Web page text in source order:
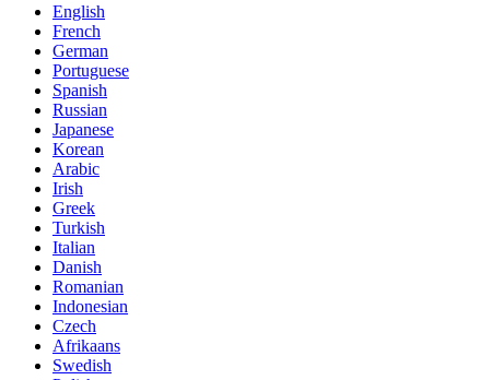
English
French
German
Portuguese
Spanish
Russian
Japanese
Korean
Arabic
Irish
Greek
Turkish
Italian
Danish
Romanian
Indonesian
Czech
Afrikaans
Swedish